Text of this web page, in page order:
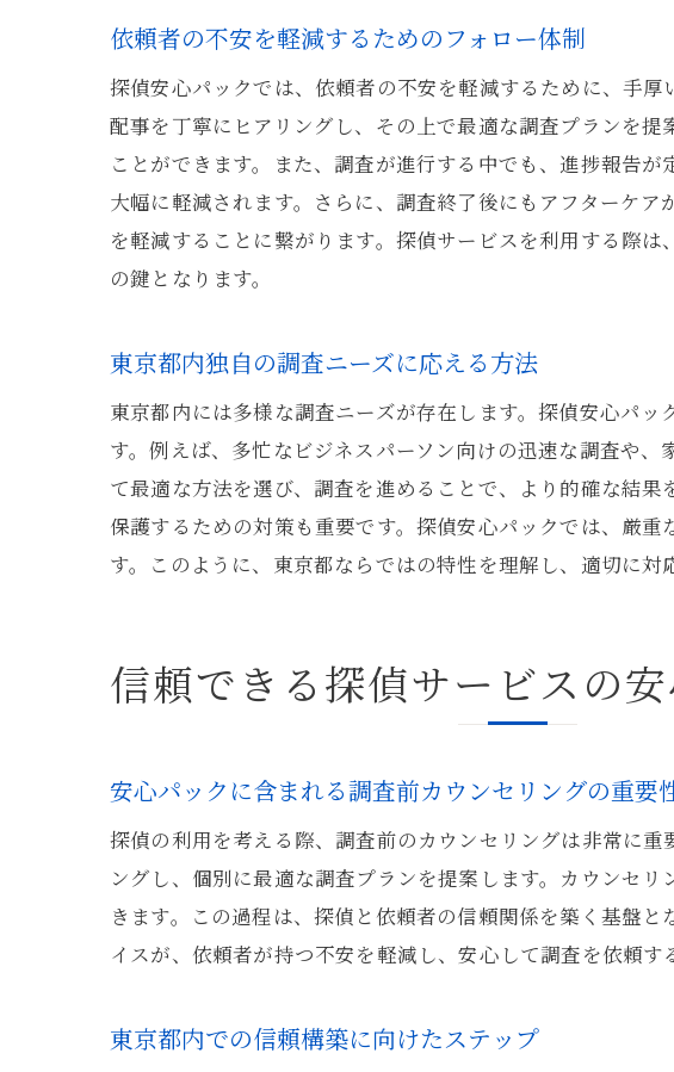
東京都内
安心パッ
探偵の専
プロの探偵が
経験豊富
探偵のプ
東京都内
調査前カ
依頼者の
カウンセ
調査前の
調査結果
依頼者の
探偵が提
依頼者の不安を軽減するためのフォロー体制
探偵安心パックでは、依頼者の不安を軽減するために、手
配事を丁寧にヒアリングし、その上で最適な調査プランを
ことができます。また、調査が進行する中でも、進捗報告
大幅に軽減されます。さらに、調査終了後にもアフターケ
を軽減することに繋がります。探偵サービスを利用する際
の鍵となります。
東京都内独自の調査ニーズに応える方法
東京都内には多様な調査ニーズが存在します。探偵安心パ
す。例えば、多忙なビジネスパーソン向けの迅速な調査や
て最適な方法を選び、調査を進めることで、より的確な結
保護するための対策も重要です。探偵安心パックでは、厳
す。このように、東京都ならではの特性を理解し、適切に
信頼できる探偵サービスの
安心パックに含まれる調査前カウンセリングの重要
探偵の利用を考える際、調査前のカウンセリングは非常に
ングし、個別に最適な調査プランを提案します。カウンセ
きます。この過程は、探偵と依頼者の信頼関係を築く基盤
イスが、依頼者が持つ不安を軽減し、安心して調査を依頼す
東京都内での信頼構築に向けたステップ